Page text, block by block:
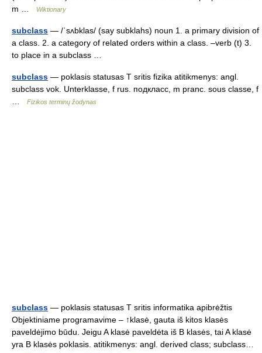
m …
Wiktionary
subclass — /ˈsʌbklas/ (say subklahs) noun 1. a primary division of
a class. 2. a category of related orders within a class. –verb (t) 3.
to place in a subclass …
subclass — poklasis statusas T sritis fizika atitikmenys: angl.
subclass vok. Unterklasse, f rus. подкласс, m pranc. sous classe, f
Fizikos terminų žodynas
subclass — poklasis statusas T sritis informatika apibrėžtis
Objektiniame programavime – ↑klasė, gauta iš kitos klasės
paveldėjimo būdu. Jeigu A klasė paveldėta iš B klasės, tai A klasė
yra B klasės poklasis. atitikmenys: angl. derived class; subclass…